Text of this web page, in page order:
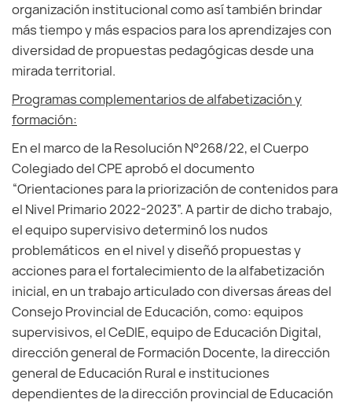
organización institucional como así también brindar
más tiempo y más espacios para los aprendizajes con
diversidad de propuestas pedagógicas desde una
mirada territorial.
Programas complementarios de alfabetización y
formación:
En el marco de la Resolución N°268/22, el Cuerpo
Colegiado del CPE aprobó el documento
“Orientaciones para la priorización de contenidos para
el Nivel Primario 2022-2023”. A partir de dicho trabajo,
el equipo supervisivo determinó los nudos
problemáticos en el nivel y diseñó propuestas y
acciones para el fortalecimiento de la alfabetización
inicial, en un trabajo articulado con diversas áreas del
Consejo Provincial de Educación, como: equipos
supervisivos, el CeDIE, equipo de Educación Digital,
dirección general de Formación Docente, la dirección
general de Educación Rural e instituciones
dependientes de la dirección provincial de Educación